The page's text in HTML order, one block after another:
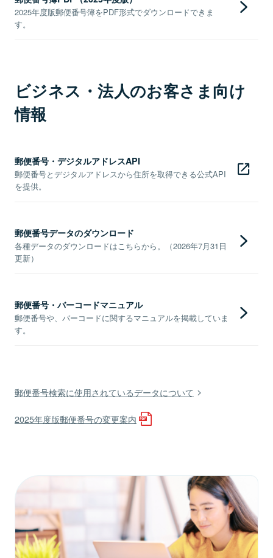
2025年度版郵便番号簿をPDF形式でダウンロードできま
す。
ビジネス・法人のお客さま向け
情報
郵便番号・デジタルアドレスAPI
郵便番号とデジタルアドレスから住所を取得できる公式API
を提供。
郵便番号データのダウンロード
各種データのダウンロードはこちらから。（2026年7月31日
更新）
郵便番号・バーコードマニュアル
郵便番号や、バーコードに関するマニュアルを掲載していま
す。
郵便番号検索に使用されているデータについて
2025年度版郵便番号の変更案内